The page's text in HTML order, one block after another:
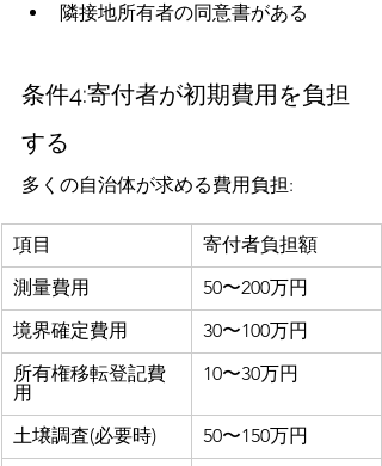
隣接地所有者の同意書がある
条件4:寄付者が初期費用を負担
する
多くの自治体が求める費用負担:
項目
寄付者負担額
測量費用
50〜200万円
境界確定費用
30〜100万円
所有権移転登記費
用
10〜30万円
土壌調査(必要時)
50〜150万円